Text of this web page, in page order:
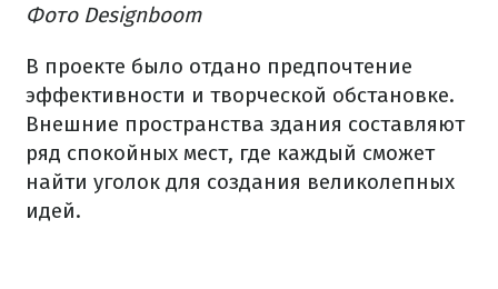
Фото Designboom
В проекте было отдано предпочтение
эффективности и творческой обстановке.
Внешние пространства здания составляют
ряд спокойных мест, где каждый сможет
найти уголок для создания великолепных
идей.